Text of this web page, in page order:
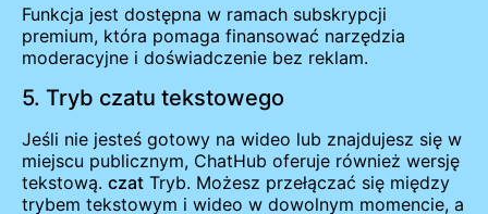
Funkcja jest dostępna w ramach subskrypcji
premium, która pomaga finansować narzędzia
moderacyjne i doświadczenie bez reklam.
5. Tryb czatu tekstowego
Jeśli nie jesteś gotowy na wideo lub znajdujesz się w
miejscu publicznym, ChatHub oferuje również wersję
tekstową. czat Tryb. Możesz przełączać się między
trybem tekstowym i wideo w dowolnym momencie, a